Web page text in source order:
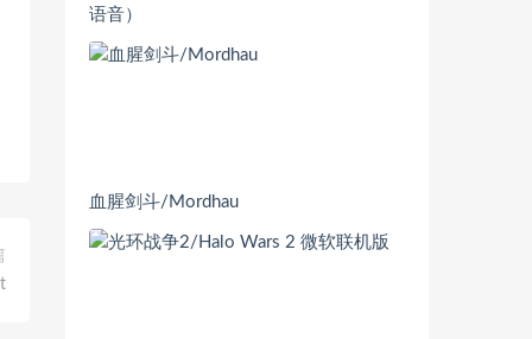
语音）
血腥剑斗/Mordhau